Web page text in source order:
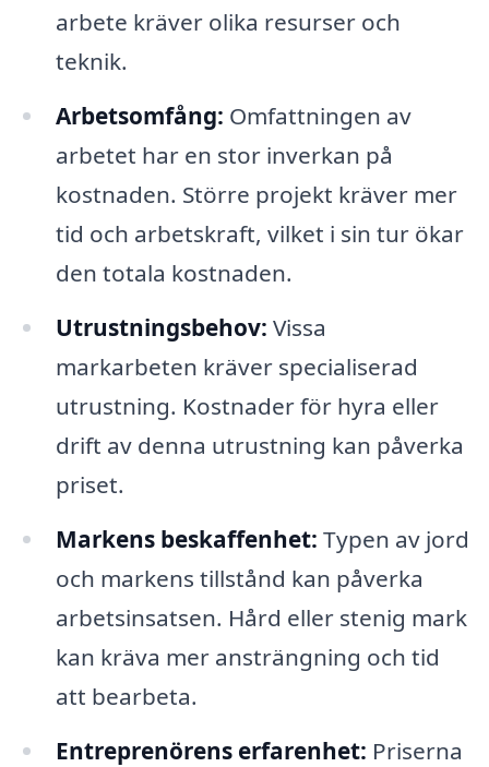
arbete kräver olika resurser och
teknik.
Arbetsomfång: Omfattningen av
arbetet har en stor inverkan på
kostnaden. Större projekt kräver mer
tid och arbetskraft, vilket i sin tur ökar
den totala kostnaden.
Utrustningsbehov: Vissa
markarbeten kräver specialiserad
utrustning. Kostnader för hyra eller
drift av denna utrustning kan påverka
priset.
Markens beskaffenhet: Typen av jord
och markens tillstånd kan påverka
arbetsinsatsen. Hård eller stenig mark
kan kräva mer ansträngning och tid
att bearbeta.
Entreprenörens erfarenhet: Priserna